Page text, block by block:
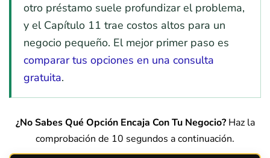
otro préstamo suele profundizar el problema,
y el Capítulo 11 trae costos altos para un
negocio pequeño. El mejor primer paso es
comparar tus opciones en una consulta
gratuita.
¿No Sabes Qué Opción Encaja Con Tu Negocio?Haz la
comprobación de 10 segundos a continuación.